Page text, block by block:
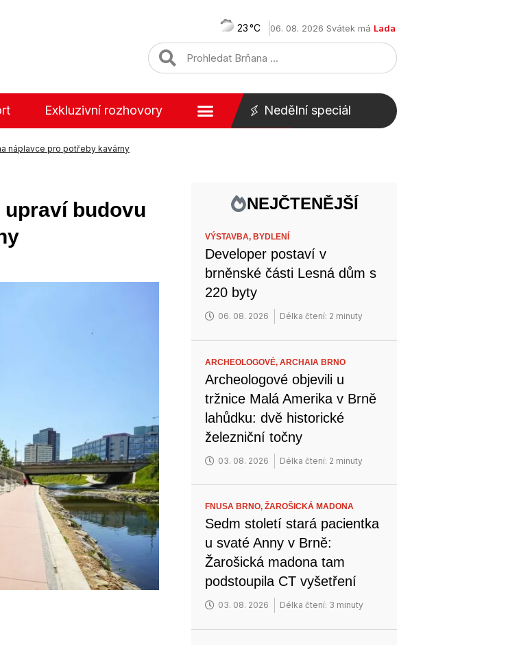
23 06. 08. 2026 Svátek má Lada
Exkluzivní rozhovory Nedělní speciál
náplavce pro potřeby kavárny
budovu
NEJČTENĚJŠÍ
VÝSTAVBA, BYDLENÍ
Developer postaví v
brněnské části Lesná dům s
220 byty
06. 08. 2026 Délka čtení: 2 minuty
ARCHEOLOGOVÉ,ARCHAIA BRNO
Archeologové objevili u
tržnice Malá Amerika v Brně
lahůdku: dvě historické
železniční točny
03. 08. 2026 Délka čtení: 2 minuty
FNUSA BRNO,ŽAROŠICKÁ MADONA
Sedm století stará pacientka
u svaté Anny v Brně:
Žarošická madona tam
podstoupila CT vyšetření
03. 08. 2026 Délka čtení: 3 minuty